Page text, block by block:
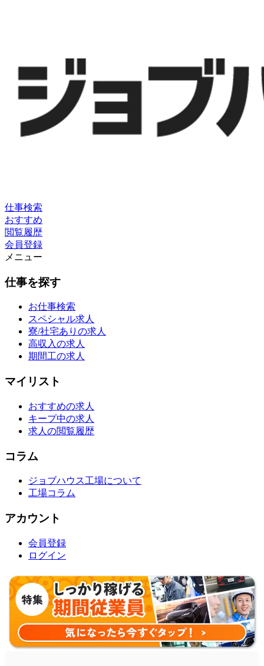
仕事検索
おすすめ
閲覧履歴
会員登録
メニュー
仕事を探す
お仕事検索
スペシャル求人
寮/社宅ありの求人
高収入の求人
期間工の求人
マイリスト
おすすめの求人
キープ中の求人
求人の閲覧履歴
コラム
ジョブハウス工場について
工場コラム
アカウント
会員登録
ログイン